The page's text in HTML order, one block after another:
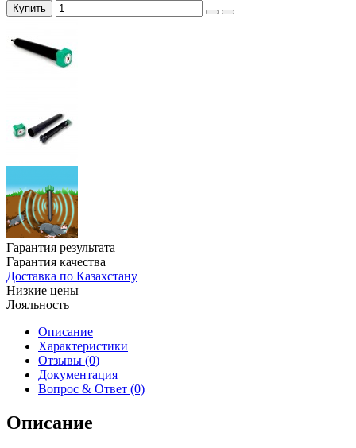
Купить
Гарантия результата
Гарантия качества
Доставка по Казахстану
Низкие цены
Лояльность
Описание
Характеристики
Отзывы (0)
Документация
Вопрос & Ответ (0)
Описание